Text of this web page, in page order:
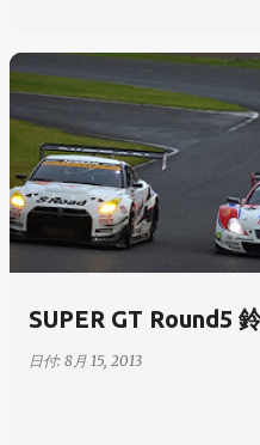
SUPER GT Round5
日付: 8月 15, 2013